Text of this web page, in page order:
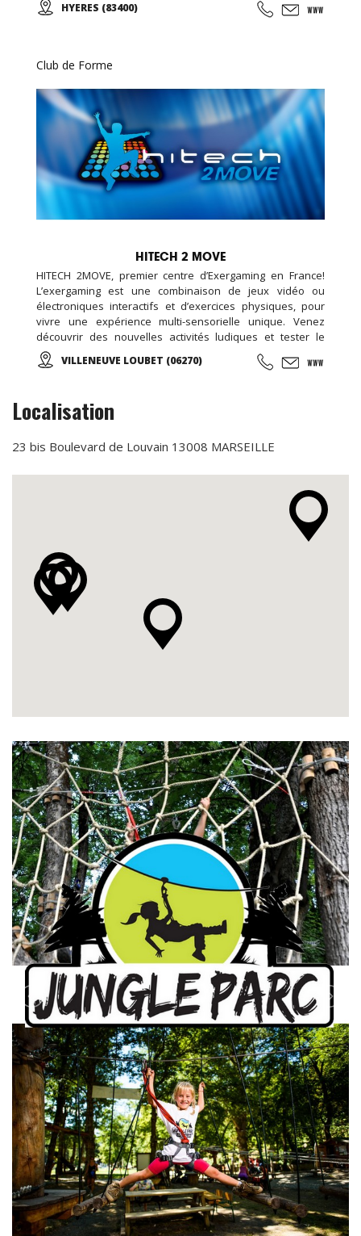
gratuite! Pour toute inscription, l'accès au sauna est offert
HYERES (83400)
Club de Forme
HITECH 2 MOVE
HITECH 2MOVE, premier centre d’Exergaming en France!
L’exergaming est une combinaison de jeux vidéo ou
électroniques interactifs et d’exercices physiques, pour
vivre une expérience multi-sensorielle unique. Venez
découvrir des nouvelles activités ludiques et tester le
parcours interactif pour se dépenser sans y penser ! Sol et
mur lumineux, courses de vélos virtuelles, roue
amusant ! Une idée originale pour fêter l’anniversaire de
VILLENEUVE LOUBET (06270)
Localisation
23 bis Boulevard de Louvain 13008 MARSEILLE